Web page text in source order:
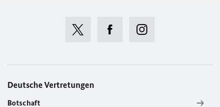
Deutsche Vertretungen
Botschaft